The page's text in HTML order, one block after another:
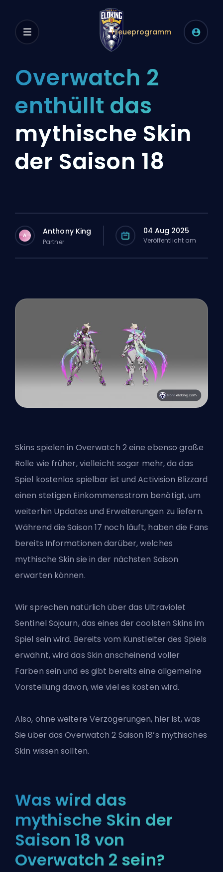
Treueprogramm
Overwatch 2
enthüllt das
mythische Skin
der Saison 18
A Anthony King
Partner
04 Aug 2025
Veröffentlicht am
Skins spielen in Overwatch 2 eine ebenso große
Rolle wie früher, vielleicht sogar mehr, da das
Spiel kostenlos spielbar ist und Activision Blizzard
einen stetigen Einkommensstrom benötigt, um
weiterhin Updates und Erweiterungen zu liefern.
Während die Saison 17 noch läuft, haben die Fans
bereits Informationen darüber, welches
mythische Skin sie in der nächsten Saison
erwarten können.
Wir sprechen natürlich über das Ultraviolet
Sentinel Sojourn, das eines der coolsten Skins im
Spiel sein wird. Bereits vom Kunstleiter des Spiels
erwähnt, wird das Skin anscheinend voller
Farben sein und es gibt bereits eine allgemeine
Vorstellung davon, wie viel es kosten wird.
Also, ohne weitere Verzögerungen, hier ist, was
Sie über dasOverwatch 2 Saison 18’s mythisches
Skin wissen sollten.
Was wird das
mythische Skin der
Saison 18 von
Overwatch 2 sein?